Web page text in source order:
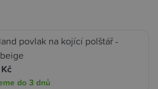
povlak na kojící polštář -
do 3 dnů